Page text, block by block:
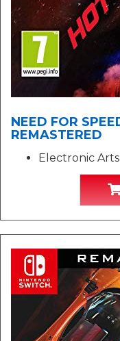
NEED FOR
REMASTERED
Electronic Arts